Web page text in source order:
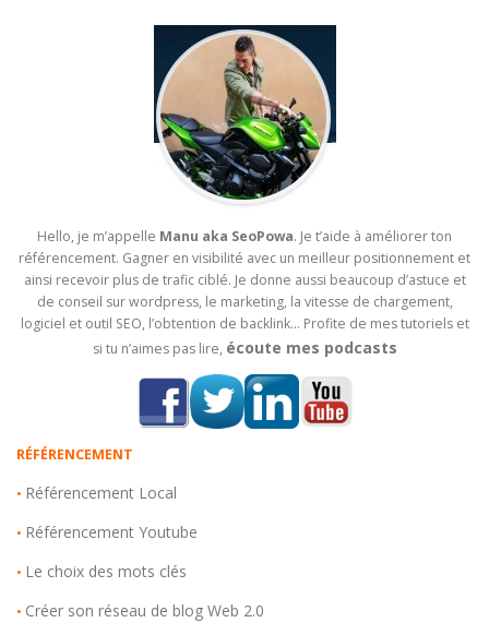
Hello, je m’appelle Manu aka SeoPowa. Je t’aide à améliorer ton
référencement. Gagner en visibilité avec un meilleur positionnement et
ainsi recevoir plus de trafic ciblé. Je donne aussi beaucoup d’astuce et
de conseil sur wordpress, le marketing, la vitesse de chargement,
logiciel et outil SEO, l’obtention de backlink… Profite de mes tutoriels et
si tu n’aimes pas lire, écoute mes podcasts
RÉFÉRENCEMENT
• Référencement Local
• Référencement Youtube
• Le choix des mots clés
• Créer son réseau de blog Web 2.0